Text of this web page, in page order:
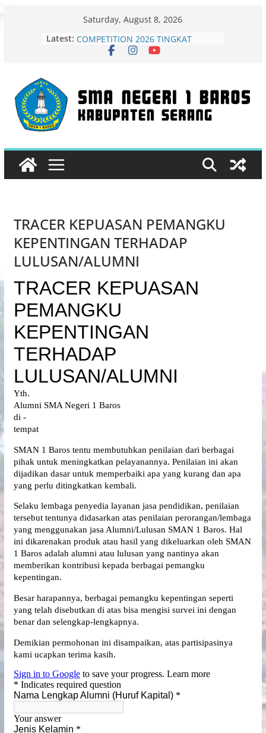
Saturday, August 8, 2026
Latest: COMPETITION 2026 TINGKAT
PROVINSI BANTEN
PENGUMUMAN KELULUSAN
SISWA
Gelar Karya Kokurikuler 2026 SMAN
1 Baros Angkat Tema Konservasi
Surat Pemberitahuan Lolos Semi-
TRACER KEPUASAN PEMANGKU
KEPENTINGAN TERHADAP
LULUSAN/ALUMNI